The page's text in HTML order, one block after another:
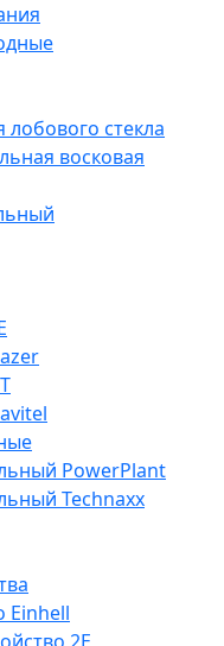
стекла
восковая
PowerPlant
Technaxx
Einhell